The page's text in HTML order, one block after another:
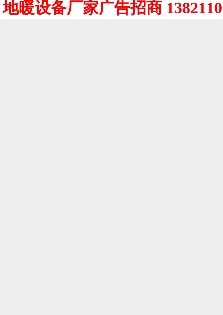
地暖设备厂家广告招商